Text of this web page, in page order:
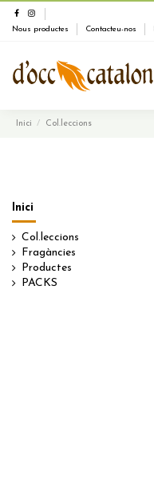
Nous productes Contacteu-nos
Inici Col.leccions
Inici
Col.leccions
Fragàncies
Productes
PACKS